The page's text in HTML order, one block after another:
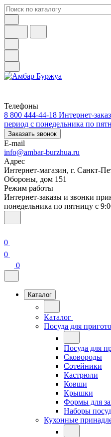
Телефоны
8 800 444-44-18 Интернет-
период с понедельника по
Заказать звонок
E-mail
info@ambar-burzhua.ru
Адрес
Интернет-магазин, г. Санкт-
Обороны, дом 151
Режим работы
Интернет-заказы и звонки
понедельника по пятницу с
0
0
0
Каталог
Каталог
Посуда для
Посуда для
Сковороды
Сотейники
Кастрюли
Ковши
Крышки
Формы для
Наборы
Кухонные